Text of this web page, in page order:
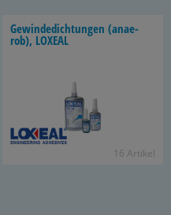
Ge­win­de­dich­tun­gen (an­ae­
rob), LO­XE­AL
16 Ar­ti­kel